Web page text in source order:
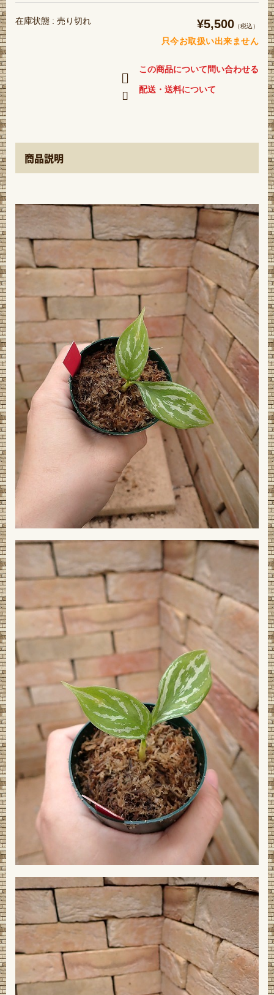
在庫状態 : 売り切れ ¥5,500 （税込）
只今お取扱い出来ません
この商品について問い合わせる
配送・送料について
商品説明